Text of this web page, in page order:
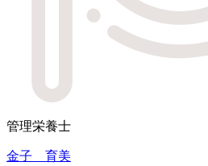
管理栄養士
金子 育美